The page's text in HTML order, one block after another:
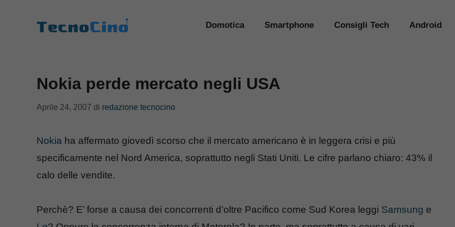
Domotica Smartphone Consigli Tech Android
Nokia perde mercato negli USA
Aprile 24, 2007 di redazione tecnocino
Nokia ha affermato giovedì scorso che il mercato americano è in leggera crisi e più
specificamente nel Nord America, soprattutto negli Stati Uniti. Le cifre parlano chiaro: 43% il
calo delle vendite.
Perchè? E’ forse a causa dei concorrenti d’oltre Pacifico come Sud Korea leggi Samsung e